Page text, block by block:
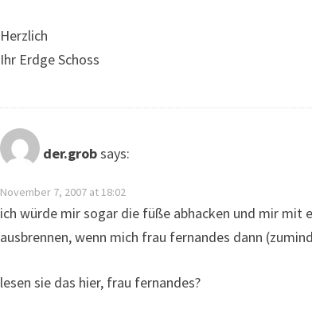
Herzlich
Ihr Erdge Schoss
der.grobsays:
November 7, 2007 at 18:02
ich würde mir sogar die füße abhacken und mir mit
ausbrennen, wenn mich frau fernandes dann
lesen sie das hier, frau fernandes?